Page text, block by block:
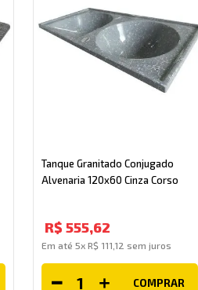
Tanque Granitado Conjugado
Alvenaria 120x60 Cinza Corso
R$ 555,62
Em até 5x R$ 111 12 sem juros
COMPRAR